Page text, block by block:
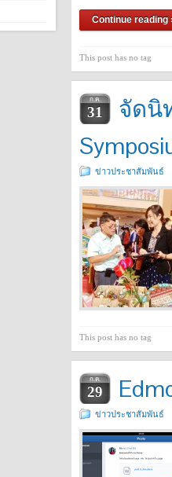
Continue reading
This post has no tag
ก.ค.
31
จัดนิ
ข่าวประชาสัมพันธ์
This post has no tag
ก.ค.
29
ข่าวประชาสัมพันธ์